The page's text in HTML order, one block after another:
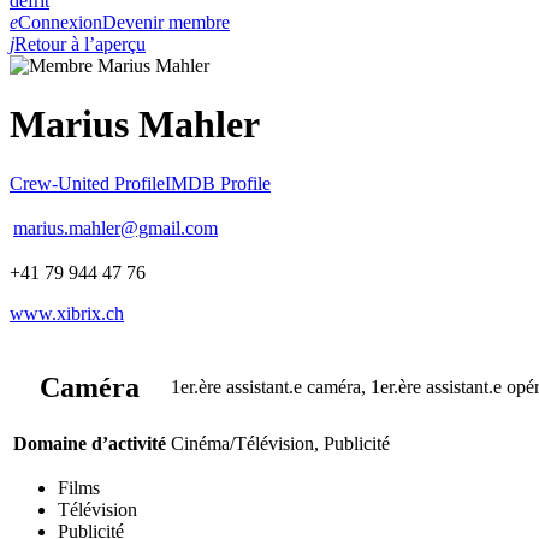
eConnexionDevenir membre
jRetour à l’aperçu
Marius Mahler
Crew-United ProfileIMDB Profile
marius.mahler@gmail.com
+41 79 944 47 76
www.xibrix.ch
Caméra 1er.ère assistant.e caméra, 1er.ère assistant.e
Domaine d’activité Cinéma/Télévision, Publicité
Films
Télévision
Publicité